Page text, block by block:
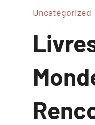
Uncategorized